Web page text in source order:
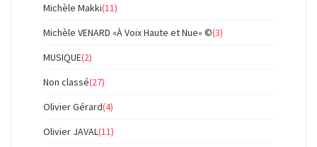
Michèle Makki(11)
Michèle VENARD «À Voix Haute et Nue» ©(3)
MUSIQUE(2)
Non classé(27)
Olivier Gérard(4)
Olivier JAVAL(11)